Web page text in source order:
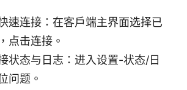
速连接：在客户端主界面选择已
点击连接。
状态与日志：进入设置-状态/日
问题。